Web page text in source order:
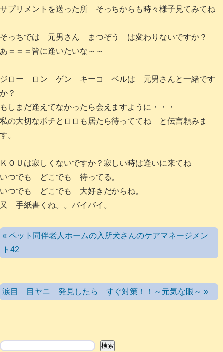
サプリメントを送った所 そっちからも時々様子見てみてね
そっちでは 元男さん まつぞう は変わりないですか？
あ＝＝＝皆に逢いたいな～～
ジロー ロン ゲン キーコ ベルは 元男さんと一緒です
か？
もしまだ逢えてなかったら会えますように・・・
私の大切なポチとロロも居たら待っててね と伝言頼みま
す。
ＫＯＵは寂しくないですか？寂しい時は逢いに来てね
いつでも どこでも 待ってる。
いつでも どこでも 大好きだからね。
又 手紙書くね。。バイバイ。
« ペット同伴老人ホームの入所犬さんのケアマネージメン
ト42
涙目 目ヤニ 発見したら すぐ対策！！～元気な眼～ »
検索 検索